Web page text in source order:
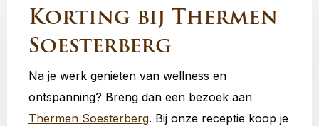
Korting bij Thermen
Soesterberg
Na je werk genieten van wellness en
ontspanning? Breng dan een bezoek aan
Thermen Soesterberg. Bij onze receptie koop je